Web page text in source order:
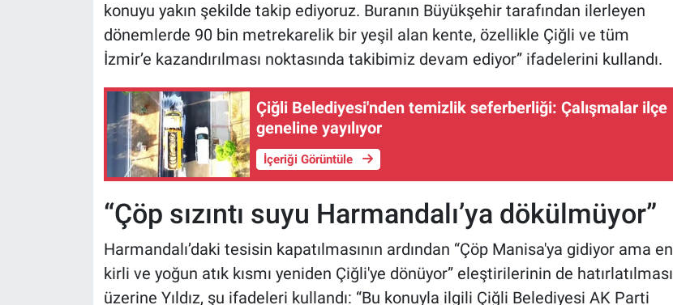
konuyu yakın şekilde takip ediyoruz. Buranın Büyükşehir tarafından ilerleyen
dönemlerde 90 bin metrekarelik bir yeşil alan kente, özellikle Çiğli ve tüm
İzmir’e kazandırılması noktasında takibimiz devam ediyor” ifadelerini kullandı.
Çiğli Belediyesi'nden temizlik seferberliği: Çalışmalar ilçe
geneline yayılıyor
İçeriği Görüntüle
“Çöp sızıntı suyu Harmandalı’ya dökülmüyor”
Harmandalı’daki tesisin kapatılmasının ardından “Çöp Manisa'ya gidiyor ama en
kirli ve yoğun atık kısmı yeniden Çiğli'ye dönüyor” eleştirilerinin de hatırlatılması
üzerine Yıldız, şu ifadeleri kullandı: “Bu konuyla ilgili Çiğli Belediyesi AK Parti